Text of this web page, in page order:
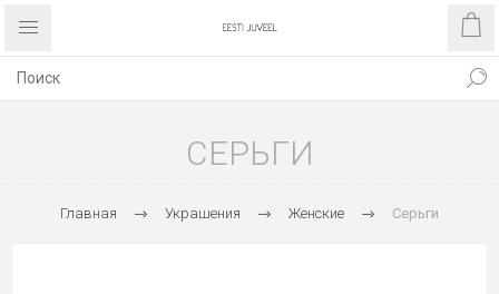
СЕРЬГИ
Главная Украшения Женские Серьги